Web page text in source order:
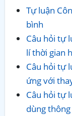
Tự luận
bình
Câu hỏi tự
lí thời gian
Câu hỏi tự
ứng với
Câu hỏi tự
dùng